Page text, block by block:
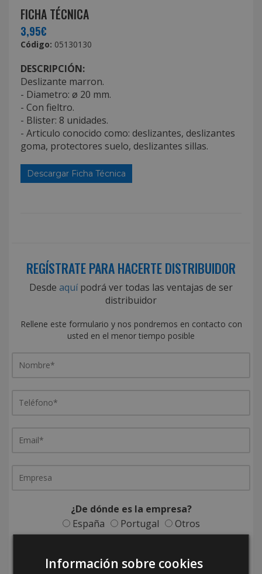
FICHA TÉCNICA
3,95€
Código: 05130130
DESCRIPCIÓN:
Deslizante marron.
- Diametro: ø 20 mm.
- Con fieltro.
- Blister: 8 unidades.
- Articulo conocido como: deslizantes, deslizantes
goma, protectores suelo, deslizantes sillas.
Descargar Ficha Técnica
REGÍSTRATE PARA HACERTE DISTRIBUIDOR
Desde aquípodrá ver todas las ventajas de ser
distribuidor
Rellene este formulario y nos pondremos en contacto con
usted en el menor tiempo posible
¿De dónde es la empresa?
España
Portugal Otros
Información sobre cookies